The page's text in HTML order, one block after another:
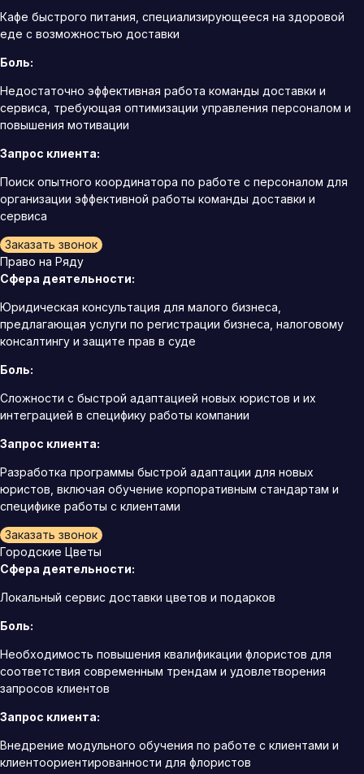
Кафе быстрого питания, специализирующееся на здоровой
еде с возможностью доставки
Боль:
Недостаточно эффективная работа команды доставки и
сервиса, требующая оптимизации управления персоналом и
повышения мотивации
Запрос клиента:
Поиск опытного координатора по работе с персоналом для
организации эффективной работы команды доставки и
сервиса
Заказать звонок
Право на Ряду
Сфера деятельности:
Юридическая консультация для малого бизнеса,
предлагающая услуги по регистрации бизнеса, налоговому
консалтингу и защите прав в суде
Боль:
Сложности с быстрой адаптацией новых юристов и их
интеграцией в специфику работы компании
Запрос клиента:
Разработка программы быстрой адаптации для новых
юристов, включая обучение корпоративным стандартам и
специфике работы с клиентами
Заказать звонок
Городские Цветы
Сфера деятельности:
Локальный сервис доставки цветов и подарков
Боль:
Необходимость повышения квалификации флористов для
соответствия современным трендам и удовлетворения
запросов клиентов
Запрос клиента:
Внедрение модульного обучения по работе с клиентами и
клиентоориентированности для флористов